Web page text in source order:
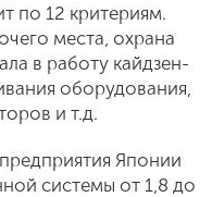
по 12 критериям.
места, охрана
в работу кайдзен-
оборудования,
и т.д.
Японии
системы от 1,8 до